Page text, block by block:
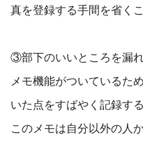
真を登録する⼿間を省く
③部下のいいところを漏
メモ機能がついているた
いた点をすばやく記録す
このメモは⾃分以外の⼈